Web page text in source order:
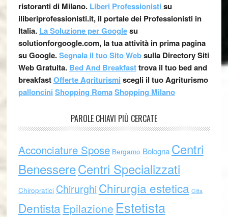
ristoranti di Milano. Liberi Professionisti su
iliberiprofessionisti.it, il portale dei Professionisti in
Italia. La Soluzione per Googlesu
solutionforgoogle.com, la tua attività in prima pagina
su Google.Segnala il tuo Sito Websulla Directory Siti
Web Gratuita. Bed And Breakfasttrova il tuo bed and
breakfastOfferte Agriturismi scegli il tuo Agriturismo
palloncini Shopping RomaShopping Milano
PAROLE CHIAVI PIÙ CERCATE
Acconciature Spose Bergamo Bologna Centri
BenessereCentri Specializzati
Chiropratici ChirurghiChirurgia estetica Citta
Dentista Epilazione Estetista